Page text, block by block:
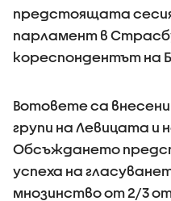
предстоящата
парламент в
кореспондентът на
Вотовете са
групи на Левицата и
Обсъждането
успеха на
мнозинство от 2/3